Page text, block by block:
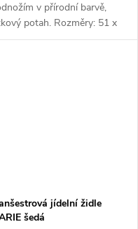
v přírodní barvě,
potah. Rozměry: 51 x
x 86 cm (h x š x v). Tloušťka
jídelní židle
šedá